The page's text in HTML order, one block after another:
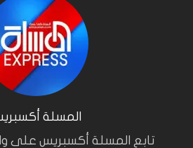
المسلة
تابع المسلة أكسبريس على